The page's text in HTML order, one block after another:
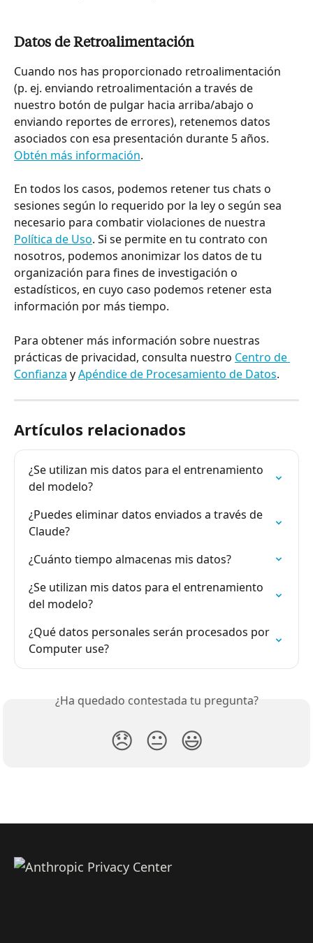
Datos de Retroalimentación
Cuando nos has proporcionado retroalimentación
(p. ej. enviando retroalimentación a través de
nuestro botón de pulgar hacia arriba/abajo o
enviando reportes de errores), retenemos datos
asociados con esa presentación durante 5 años.
Obtén más información.
En todos los casos, podemos retener tus chats o
sesiones según lo requerido por la ley o según sea
necesario para combatir violaciones de nuestra
Política de Uso. Si se permite en tu contrato con
nosotros, podemos anonimizar los datos de tu
organización para fines de investigación o
estadísticos, en cuyo caso podemos retener esta
información por más tiempo.
Para obtener más información sobre nuestras
prácticas de privacidad, consulta nuestro Centro de
Confianza y Apéndice de Procesamiento de Datos.
Artículos relacionados
¿Se utilizan mis datos para el entrenamiento
del modelo?
¿Puedes eliminar datos enviados a través de
Claude?
¿Cuánto tiempo almacenas mis datos?
¿Se utilizan mis datos para el entrenamiento
del modelo?
¿Qué datos personales serán procesados por
Computer use?
¿Ha quedado contestada tu pregunta?
😞 😐 😃